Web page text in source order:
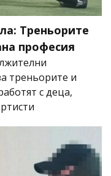
Треньорите
професия
треньорите и
с деца,